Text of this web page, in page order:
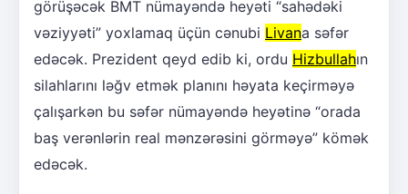
görüşəcək BMT nümayəndə heyəti “sahədəki
vəziyyəti” yoxlamaq üçün cənubi Livana səfər
edəcək. Prezident qeyd edib ki, ordu Hizbullahın
silahlarını ləğv etmək planını həyata keçirməyə
çalışarkən bu səfər nümayəndə heyətinə “orada
baş verənlərin real mənzərəsini görməyə” kömək
edəcək.